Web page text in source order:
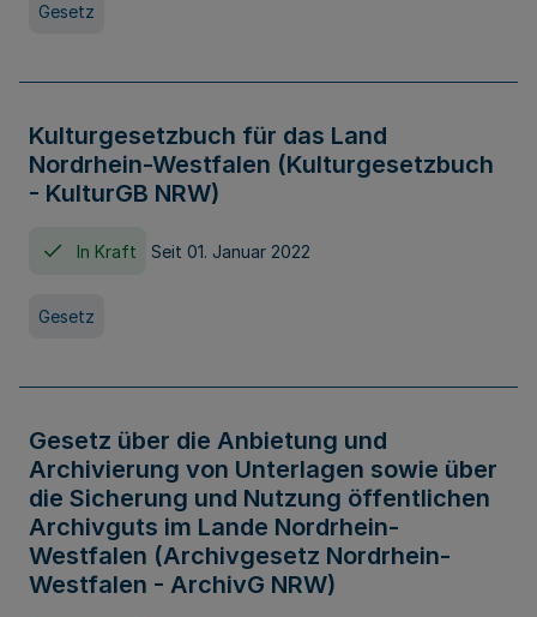
Gesetz
Kulturgesetzbuch für das Land
Nordrhein-Westfalen (Kulturgesetzbuch
- KulturGB NRW)
In Kraft Seit 01. Januar 2022
Gesetz
Gesetz über die Anbietung und
Archivierung von Unterlagen sowie über
die Sicherung und Nutzung öffentlichen
Archivguts im Lande Nordrhein-
Westfalen (Archivgesetz Nordrhein-
Westfalen - ArchivG NRW)